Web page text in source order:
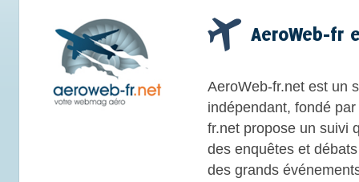
AeroWeb-fr
AeroWeb-fr.net est un
indépendant, fondé
fr.net propose un suivi
des enquêtes et
des grands